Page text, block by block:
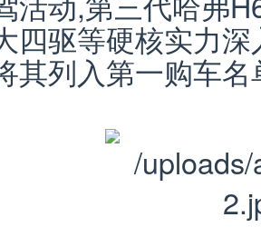
四驱等硬核实力
其列入第一购车